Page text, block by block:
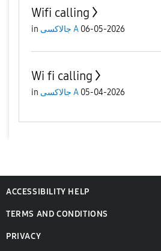
Wifi calling
in جالاكسى A 06-05-2026
Wi fi calling
in جالاكسى A 05-04-2026
ACCESSIBILITY HELP
TERMS AND CONDITIONS
PRIVACY